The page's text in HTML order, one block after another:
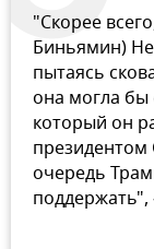
"Скорее
Биньямин)
пытаясь
она могла бы
который он
очередь
поддержать",